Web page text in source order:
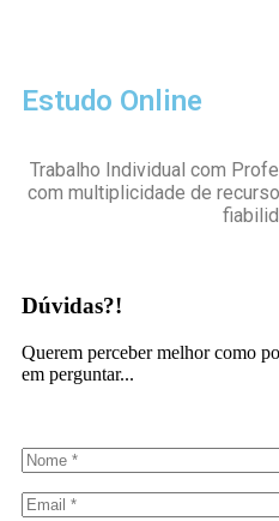
Estudo Online
Trabalho Individual com
com multiplicidade de
Dúvidas?!
Querem perceber melhor como
em perguntar...